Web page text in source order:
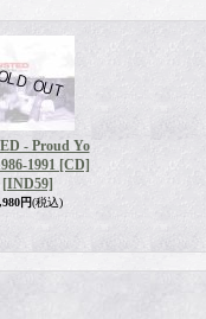
- Proud Yo
1991 [CD]
[IND59]
円(税込)